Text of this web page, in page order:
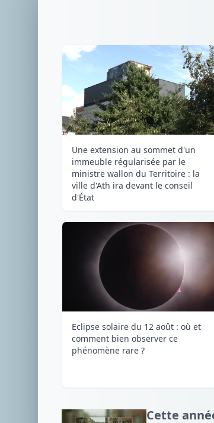
Une extension au sommet d'un
immeuble régularisée par le
ministre wallon du Territoire : la
ville d'Ath ira devant le conseil
d'État
Eclipse solaire du 12 août : où et
comment bien observer ce
phénomène rare ?
Cette